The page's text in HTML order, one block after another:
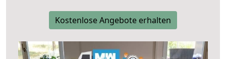
Kostenlose Angebote erhalten